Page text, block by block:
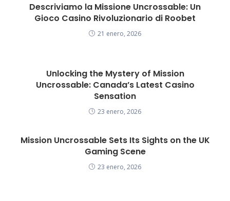
Descriviamo la Missione Uncrossable: Un
Gioco Casino Rivoluzionario di Roobet
21 enero, 2026
Unlocking the Mystery of Mission
Uncrossable: Canada’s Latest Casino
Sensation
23 enero, 2026
Mission Uncrossable Sets Its Sights on the UK
Gaming Scene
23 enero, 2026